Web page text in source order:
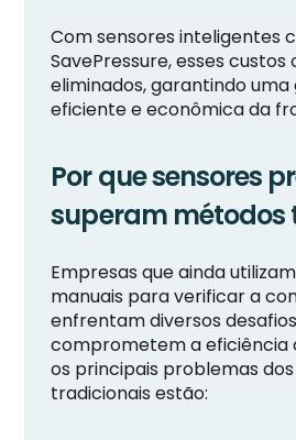
Com sensores inteligentes
SavePressure, esses custos
eliminados, garantindo uma
eficiente e econômica da
Por que sensores
superam métodos
Empresas que ainda
manuais para verificar a
enfrentam diversos
comprometem a eficiência
os principais problemas
tradicionais estão: